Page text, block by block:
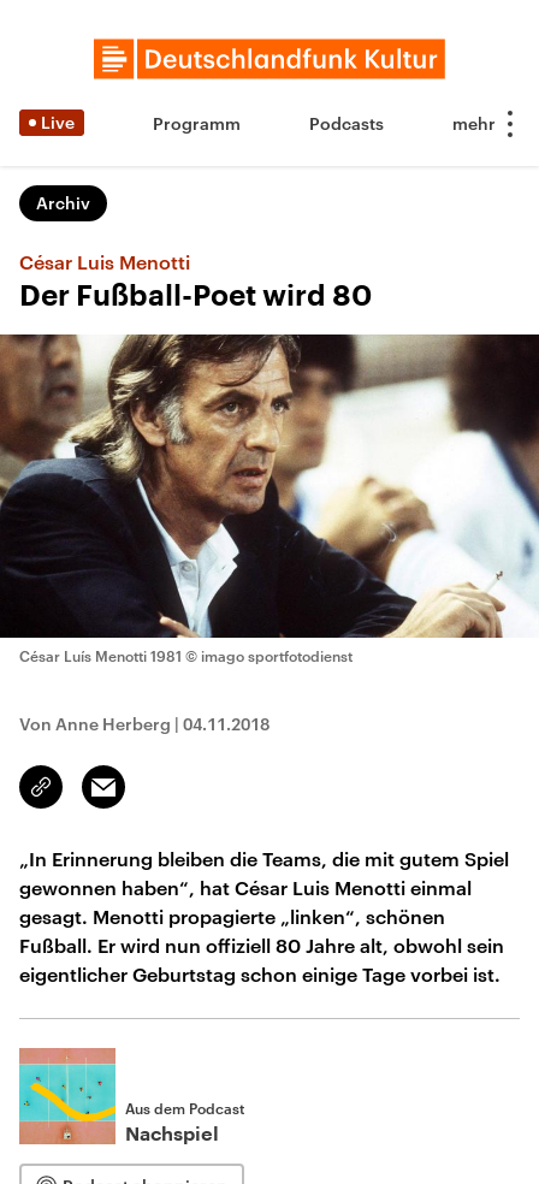
Live Programm Podcasts
Archiv
César Luis Menotti
Der Fußball-Poet wird 80
César Luís Menotti 1981 © imago sportfotodienst
Von Anne Herberg | 04.11.2018
Link
kopieren/teilen
Email
„In Erinnerung bleiben die Teams, die mit gutem Spiel
gewonnen haben“, hat César Luis Menotti einmal
gesagt. Menotti propagierte „linken“, schönen
Fußball. Er wird nun offiziell 80 Jahre alt, obwohl sein
eigentlicher Geburtstag schon einige Tage vorbei ist.
Aus dem Podcast
Nachspiel